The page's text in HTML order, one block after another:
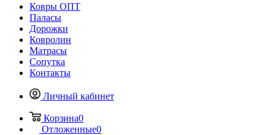
Ковры ОПТ
Паласы
Дорожки
Ковролин
Матрасы
Сопутка
Контакты
Личный кабинет
Корзина0
Отложенные0